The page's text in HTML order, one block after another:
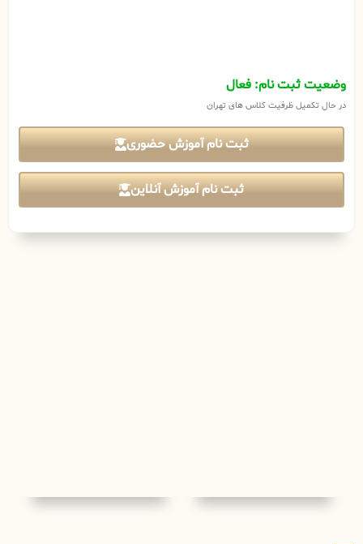
وضعیت ثبت نام: فعال
در حال تکمیل ظرفیت کلاس های تهران
ثبت نام آموزش حضوری
ثبت نام آموزش آنلاین